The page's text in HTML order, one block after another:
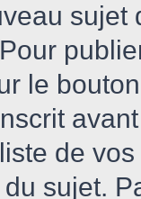
le
de
du sujet.